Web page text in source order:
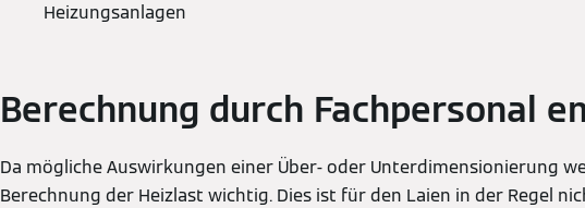
Heizungsanlagen
Berechnung durch Fachpersonal
Da mögliche Auswirkungen einer Über- oder Unterdimensionierung
Berechnung der Heizlast wichtig. Dies ist für den Laien in der Regel